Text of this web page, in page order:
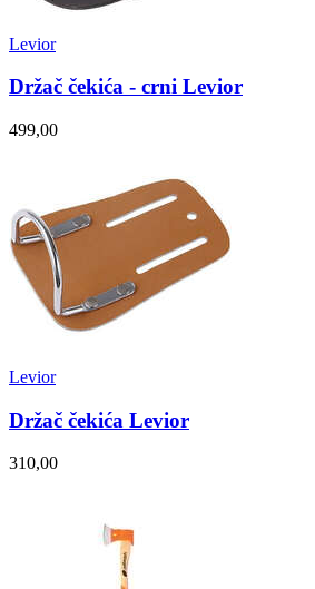
Levior
Držač čekića - crni Levior
499,00
Levior
Držač čekića Levior
310,00